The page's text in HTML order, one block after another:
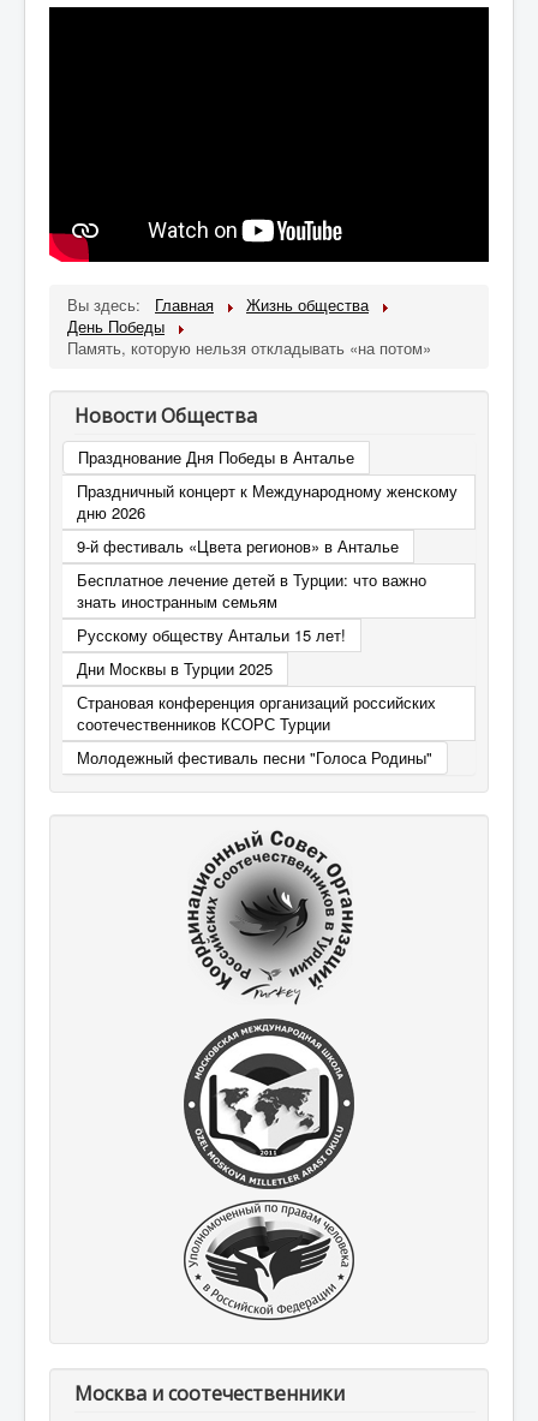
Вы здесь: Главная
Жизнь общества
День Победы
Память, которую нельзя откладывать «на потом»
Новости Общества
Празднование Дня Победы в Анталье
Праздничный концерт к Международному женскому
дню 2026
9-й фестиваль «Цвета регионов» в Анталье
Бесплатное лечение детей в Турции: что важно
знать иностранным семьям
Русскому обществу Антальи 15 лет!
Дни Москвы в Турции 2025
Страновая конференция организаций российских
соотечественников КСОРС Турции
Молодежный фестиваль песни "Голоса Родины"
Москва и соотечественники